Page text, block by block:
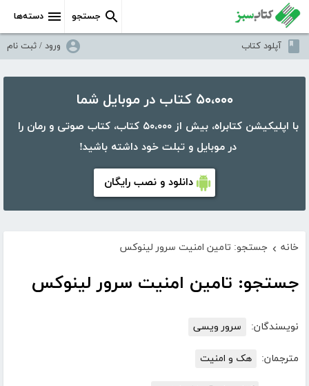
دسته‌ها جستجو
آپلود کتاب ورود / ثبت نام
۵۰،۰۰۰ کتاب در موبایل شما
با اپلیکیشن کتابراه، بیش از ۵۰،۰۰۰ کتاب، کتاب صوتی و رمان را
در موبایل و تبلت خود داشته باشید!
دانلود و نصب رایگان
خانه › جستجو: تامین امنیت سرور لینوکس
جستجو: تامین امنیت سرور لینوکس
نویسندگان: سرور ویسی
مترجمان: هک و امنیت